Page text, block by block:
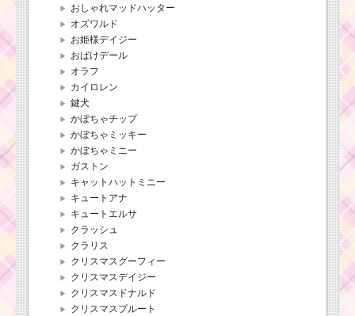
おしゃれマッドハッター
オズワルド
お姫様デイジー
おばけデール
オラフ
カイロレン
鍵犬
かぼちゃチップ
かぼちゃミッキー
かぼちゃミニー
ガストン
キャットハットミニー
キュートアナ
キュートエルサ
クラッシュ
クラリス
クリスマスグーフィー
クリスマスデイジー
クリスマスドナルド
クリスマスプルート